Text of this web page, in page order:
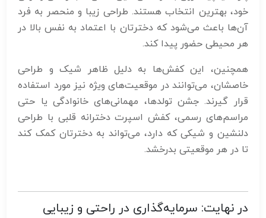
خود، بهترین انتخاب هستند. طراحی زیبا و منحصر به فرد
آن‌ها باعث می‌شود که دخترتان با اعتماد به نفس بالا در
هر محیطی حضور پیدا کند.
همچنین، این کفش‌ها به دلیل ظاهر شیک و طراحی
خاصشان، می‌توانند در موقعیت‌های ویژه نیز مورد استفاده
قرار گیرند. جشن تولدها، مهمانی‌های خانوادگی یا حتی
مراسم‌های رسمی، کفش اسپرت دخترانه قلبی با طراحی
دلنشین و شیکی که دارد، می‌تواند به دخترتان کمک کند
تا در هر موقعیتی بدرخشد.
در نهایت: سرمایه‌گذاری در راحتی و زیبایی